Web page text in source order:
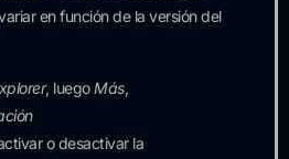
en función de la versión del
, luegoMás,
o desactivar la